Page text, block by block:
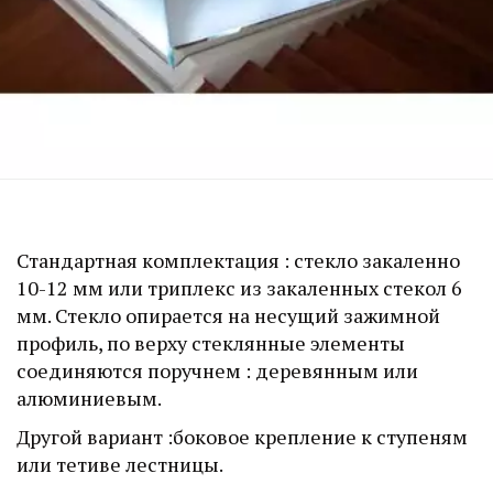
Стандартная комплектация : стекло закаленно
10-12 мм или триплекс из закаленных стекол 6
мм. Стекло опирается на несущий зажимной
профиль, по верху стеклянные элементы
соединяются поручнем : деревянным или
алюминиевым.
Другой вариант :боковое крепление к ступеням
или тетиве лестницы.